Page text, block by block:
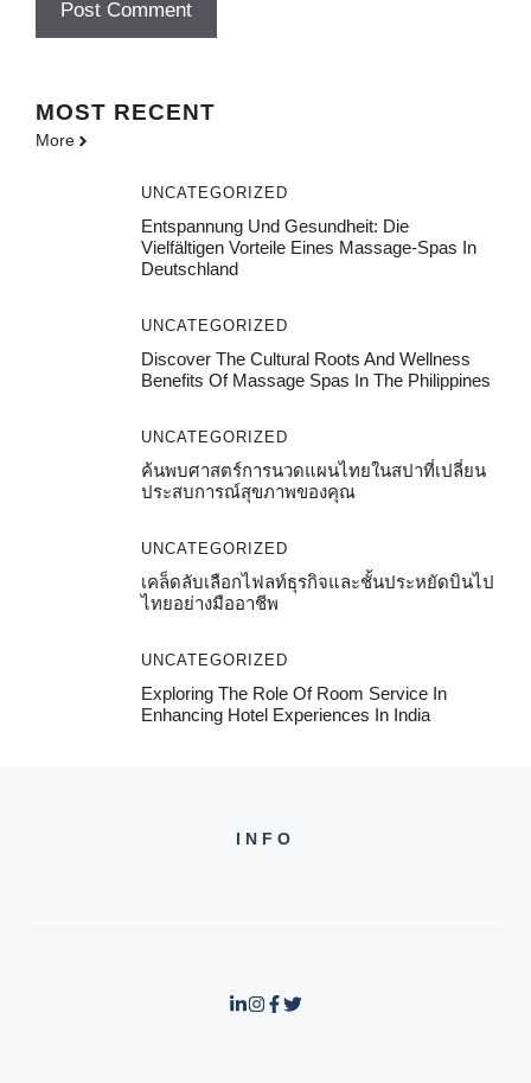
MOST RECENT
More
UNCATEGORIZED
Entspannung Und Gesundheit: Die
Vielfältigen Vorteile Eines Massage-Spas In
Deutschland
UNCATEGORIZED
Discover The Cultural Roots And Wellness
Benefits Of Massage Spas In The Philippines
UNCATEGORIZED
ค้นพบศาสตร์การนวดแผนไทยในสปาที่เปลี่ยน
ประสบการณ์สุขภาพของคุณ
UNCATEGORIZED
เคล็ดลับเลือกไฟลท์ธุรกิจและชั้นประหยัดบินไป
ไทยอย่างมืออาชีพ
UNCATEGORIZED
Exploring The Role Of Room Service In
Enhancing Hotel Experiences In India
INFO